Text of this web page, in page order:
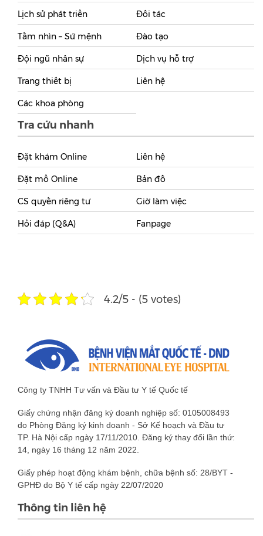
Lịch sử phát triển
Tầm nhìn – Sứ mệnh
Đội ngũ nhân sự
Trang thiết bị
Các khoa phòng
Đối tác
Đào tạo
Dịch vụ hỗ trợ
Liên hệ
Tra cứu nhanh
Đặt khám Online
Đặt mổ Online
CS quyền riêng tư
Hỏi đáp (Q&A)
Liên hệ
Bản đồ
Giờ làm việc
Fanpage
4.2/5 - (5 votes)
Công ty TNHH Tư vấn và Đầu tư Y tế Quốc tế
Giấy chứng nhận đăng ký doanh nghiệp số: 0105008493
do Phòng Đăng ký kinh doanh - Sở Kế hoạch và Đầu tư
TP. Hà Nội cấp ngày 17/11/2010. Đăng ký thay đổi lần thứ:
14, ngày 16 tháng 12 năm 2022.
Giấy phép hoạt động khám bệnh, chữa bệnh số: 28/BYT -
GPHĐ do Bộ Y tế cấp ngày 22/07/2020
Thông tin liên hệ